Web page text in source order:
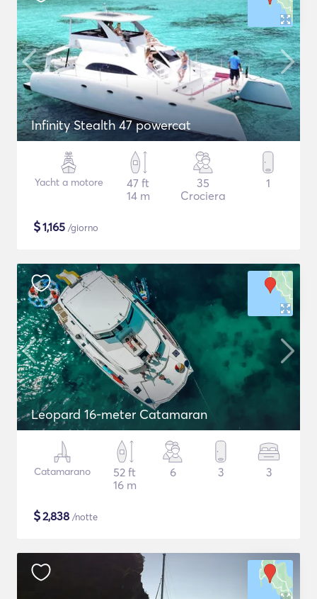
Infinity Stealth 47 powercat
Yacht a motore
47 ft
14 m
35
Crociera
1
$1,165 /giorno
Leopard 16-meter Catamaran
Catamarano
52 ft
16 m
6 3 3
$2,838 /notte